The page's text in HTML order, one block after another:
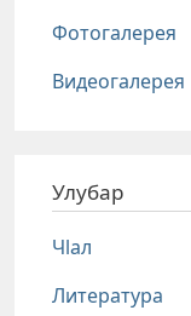
Фотогалерея
Видеогалерея
Улубар
Чlал
Литература